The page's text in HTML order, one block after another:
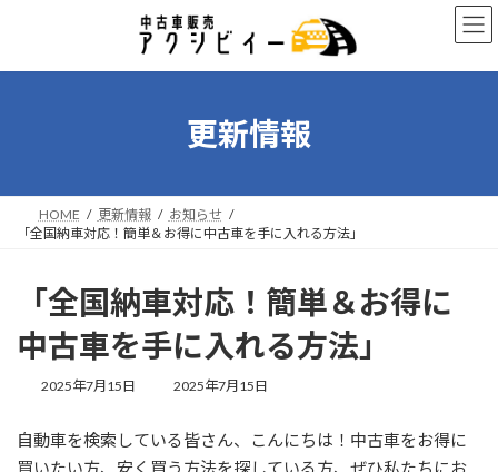
ン
ー
更新情報
HOME 更新情報
お知らせ
「全国納車対応！簡単＆お得に中古車を手に入れる方法」
「全国納車対応！簡単＆お得に
中古車を手に入れる方法」
2025年7月15日
最
新
日
2025年7月15日
自動車を検索している皆さん、こんにちは！中古車をお得に
買いたい方、安く買う方法を探している方、ぜひ私たちにお